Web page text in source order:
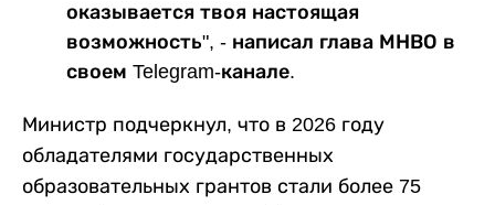
оказывается твоя настоящая
возможность", - написал глава МНВО в
своем Telegram-канале.
Министр подчеркнул, что в 2026 году
обладателями государственных
образовательных грантов стали более 75